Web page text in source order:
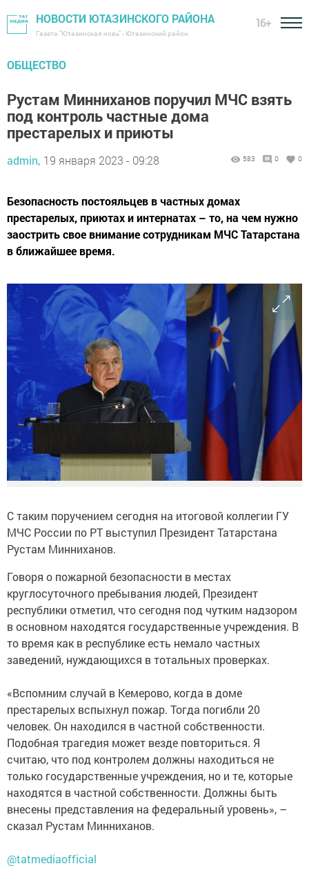
НОВОСТИ ЮТАЗИНСКОГО РАЙОНА
Газета "Ютазинская новь" - Ютазинский район
16+
ОБЩЕСТВО
Рустам Минниханов поручил МЧС взять
под контроль частные дома
престарелых и приюты
admin, 19 января 2023 - 09:28 583 0 0
Безопасность постояльцев в частных домах
престарелых, приютах и интернатах – то, на чем нужно
заострить свое внимание сотрудникам МЧС Татарстана
в ближайшее время.
С таким поручением сегодня на итоговой коллегии ГУ
МЧС России по РТ выступил Президент Татарстана
Рустам Минниханов.
Говоря о пожарной безопасности в местах
круглосуточного пребывания людей, Президент
республики отметил, что сегодня под чутким надзором
в основном находятся государственные учреждения. В
то время как в республике есть немало частных
заведений, нуждающихся в тотальных проверках.
«Вспомним случай в Кемерово, когда в доме
престарелых вспыхнул пожар. Тогда погибли 20
человек. Он находился в частной собственности.
Подобная трагедия может везде повториться. Я
считаю, что под контролем должны находиться не
только государственные учреждения, но и те, которые
находятся в частной собственности. Должны быть
внесены представления на федеральный уровень», –
сказал Рустам Минниханов.
@tatmediaofficial